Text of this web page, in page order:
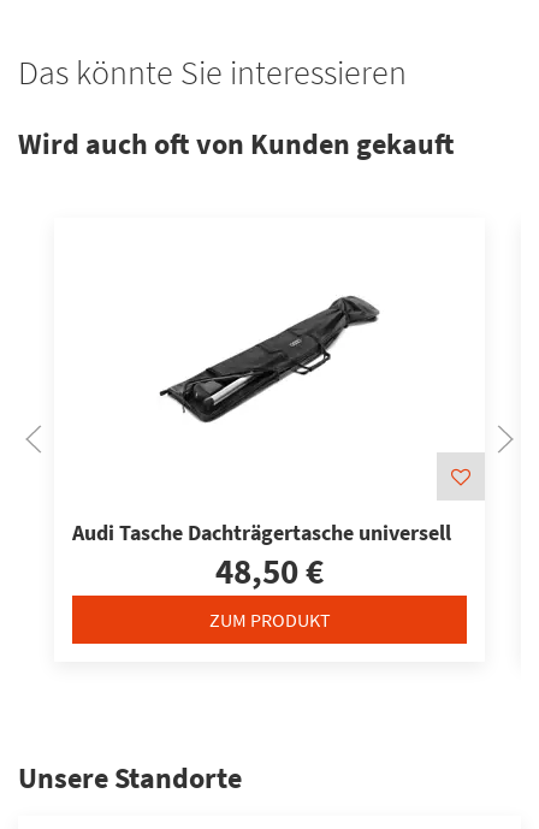
Das könnte Sie interessieren
Wird auch oft von Kunden gekauft
Audi Tasche Dachträgertasche universell
48,50 €
ZUM PRODUKT
Unsere Standorte